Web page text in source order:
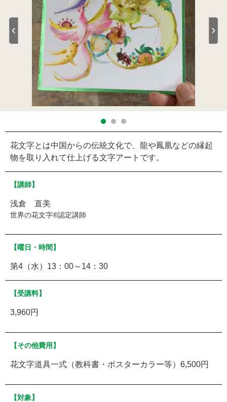
花文字とは中国からの伝統文化で、龍や鳳凰などの縁起
物を取り入れて仕上げる文字アートです。
【講師】
浅倉 直美
世界の花文字®認定講師
【曜日・時間】
第4（水）13：00～14：30
【受講料】
3,960円
【その他費用】
花文字道具一式（教科書・ポスターカラー等）6,500円
【対象】